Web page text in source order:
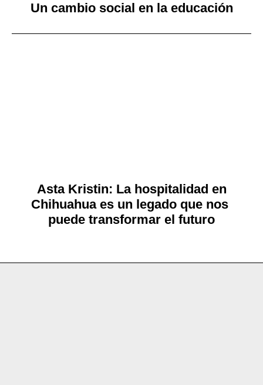
Un cambio social en la educación
Asta Kristin: La hospitalidad en
Chihuahua es un legado que nos
puede transformar el futuro